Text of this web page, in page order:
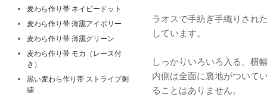
ラオスで手紡ぎ手織りされ
しています。
しっかりいろいろ入る、横
内側は全面に裏地がついて
ることはありません。
麦わら作り帯 ネイビードット
麦わら作り帯 薄靄アイボリー
麦わら作り帯 薄靄グリーン
麦わら作り帯 モカ（レース付
き）
黒い麦わら作り帯 ストライプ刺
繍